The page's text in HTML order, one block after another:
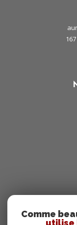
Comme
utilise